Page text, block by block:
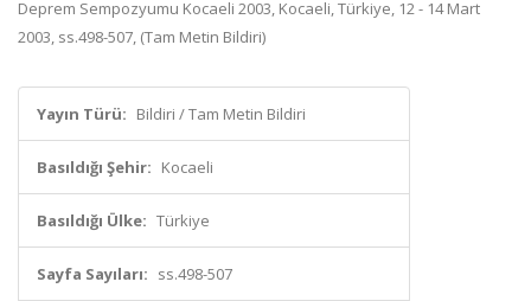
Deprem Sempozyumu Kocaeli 2003, Kocaeli, Türkiye, 12 - 14 Mart
2003, ss.498-507, (Tam Metin Bildiri)
Yayın Türü: Bildiri / Tam Metin Bildiri
Basıldığı Şehir: Kocaeli
Basıldığı Ülke: Türkiye
Sayfa Sayıları: ss.498-507